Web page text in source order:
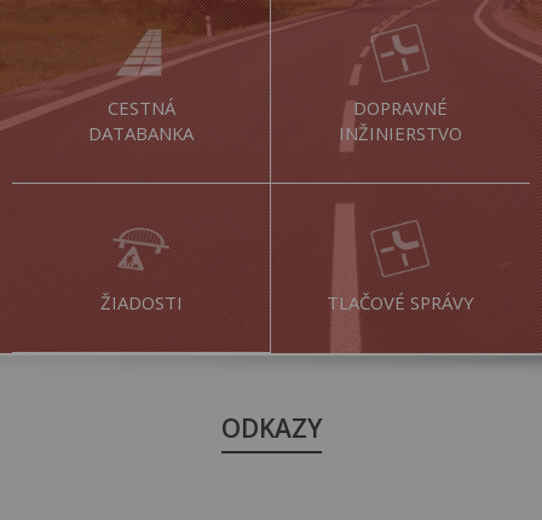
CESTNÁ
DATABANKA
DOPRAVNÉ
INŽINIERSTVO
ŽIADOSTI TLAČOVÉ SPRÁVY
ODKAZY